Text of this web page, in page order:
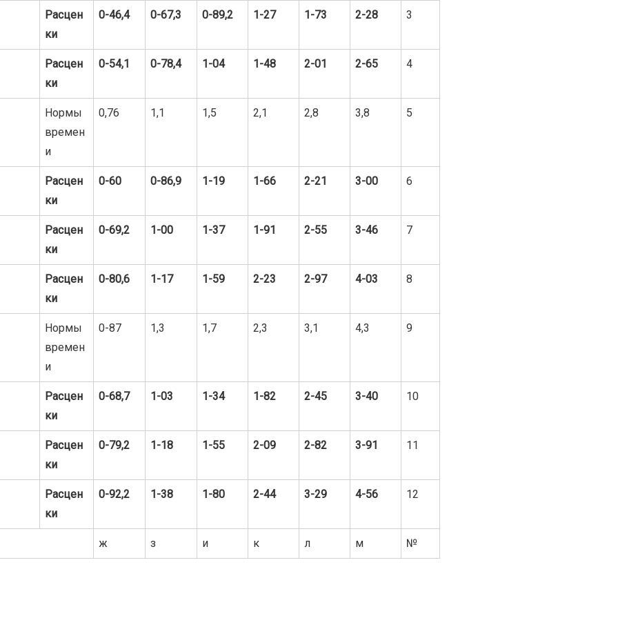
Расцен
ки
0-46,4 0-67,3 0-89,2 1-27 1-73 2-28 3
Расцен
ки
0-54,1 0-78,4 1-04 1-48 2-01 2-65 4
Нормы
времен
и
0,76 1,1 1,5 2,1 2,8 3,8 5
Расцен
ки
0-60 0-86,9 1-19 1-66 2-21 3-00 6
Расцен
ки
0-69,2 1-00 1-37 1-91 2-55 3-46 7
Расцен
ки
0-80,6 1-17 1-59 2-23 2-97 4-03 8
Нормы
времен
и
0-87 1,3 1,7 2,3 3,1 4,3 9
Расцен
ки
0-68,7 1-03 1-34 1-82 2-45 3-40 10
Расцен
ки
0-79,2 1-18 1-55 2-09 2-82 3-91 11
Расцен
ки
0-92,2 1-38 1-80 2-44 3-29 4-56 12
ж з и к л м №